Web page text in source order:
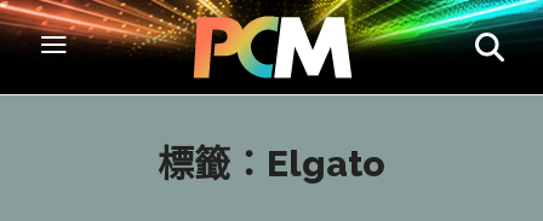
標籤： Elgato